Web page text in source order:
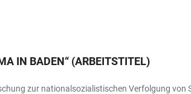
IN BADEN“ (ARBEITSTITEL)
zur nationalsozialistischen Verfolgung